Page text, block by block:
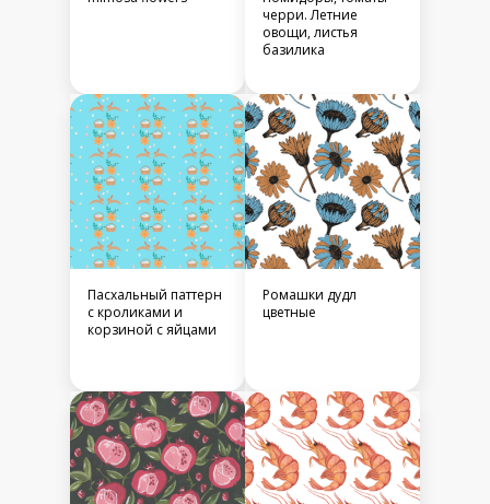
черри. Летние
овощи, листья
базилика
Пасхальный паттерн
с кроликами и
корзиной с яйцами
Ромашки дудл
цветные